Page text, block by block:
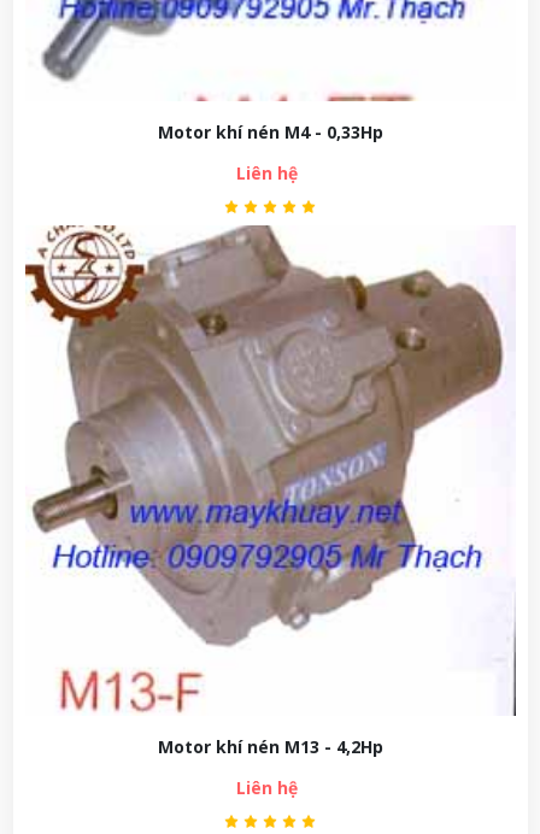
Motor khí nén M4 - 0,33Hp
Liên hệ
Motor khí nén M13 - 4,2Hp
Liên hệ